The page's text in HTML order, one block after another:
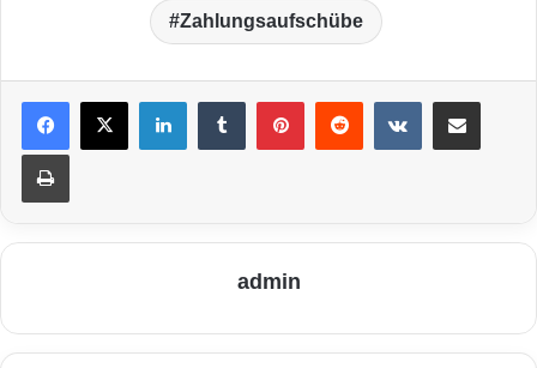
Zahlungsaufschübe
LinkedIn VKontakte
Drucken
admin